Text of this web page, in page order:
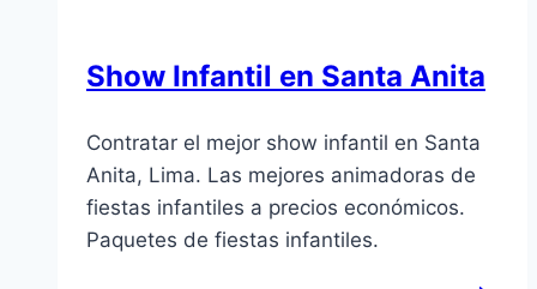
Show Infantil en Santa Anita
Contratar el mejor show infantil en Santa
Anita, Lima. Las mejores animadoras de
fiestas infantiles a precios económicos.
Paquetes de fiestas infantiles.